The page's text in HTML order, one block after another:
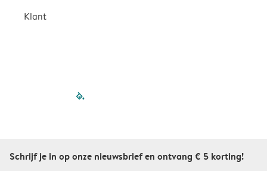
Klant
filled-pagination
Schrijf je in op onze nieuwsbrief en ontvang € 5 korting!